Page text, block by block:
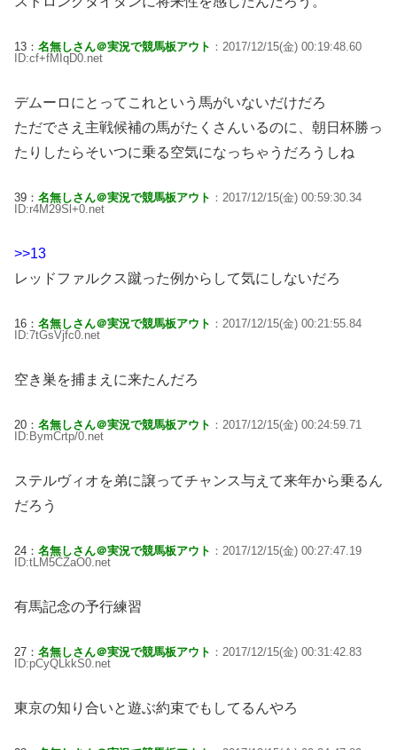
13： 名無しさん＠実況で競馬板アウト ：2017/12/15(金) 00:19:48.60
ID:cf+fMIqD0.net
デムーロにとってこれという馬がいないだけだろ
ただでさえ主戦候補の馬がたくさんいるのに、朝日杯勝っ
たりしたらそいつに乗る空気になっちゃうだろうしね
39： 名無しさん＠実況で競馬板アウト ：2017/12/15(金) 00:59:30.34
ID:r4M29Sl+0.net
>>13
レッドファルクス蹴った例からして気にしないだろ
16： 名無しさん＠実況で競馬板アウト ：2017/12/15(金) 00:21:55.84
ID:7tGsVjfc0.net
空き巣を捕まえに来たんだろ
20： 名無しさん＠実況で競馬板アウト ：2017/12/15(金) 00:24:59.71
ID:BymCrtp/0.net
ステルヴィオを弟に譲ってチャンス与えて来年から乗るん
だろう
24： 名無しさん＠実況で競馬板アウト ：2017/12/15(金) 00:27:47.19
ID:tLM5CZaO0.net
有馬記念の予行練習
27： 名無しさん＠実況で競馬板アウト ：2017/12/15(金) 00:31:42.83
ID:pCyQLkkS0.net
東京の知り合いと遊ぶ約束でもしてるんやろ